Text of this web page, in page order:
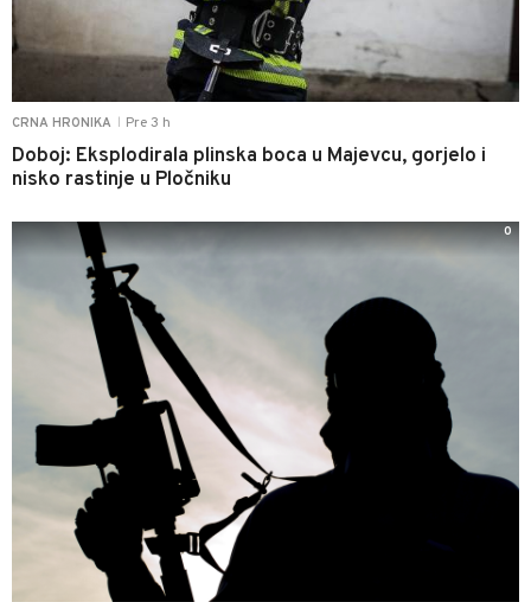
CRNA HRONIKA Pre 3 h
Doboj: Eksplodirala plinska boca u Majevcu, gorjelo i
nisko rastinje u Pločniku
0